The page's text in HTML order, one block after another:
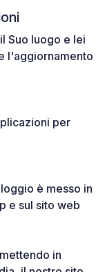
Suo luogo e lei
l'aggiornamento
per
è messo in
e sul sito web
in